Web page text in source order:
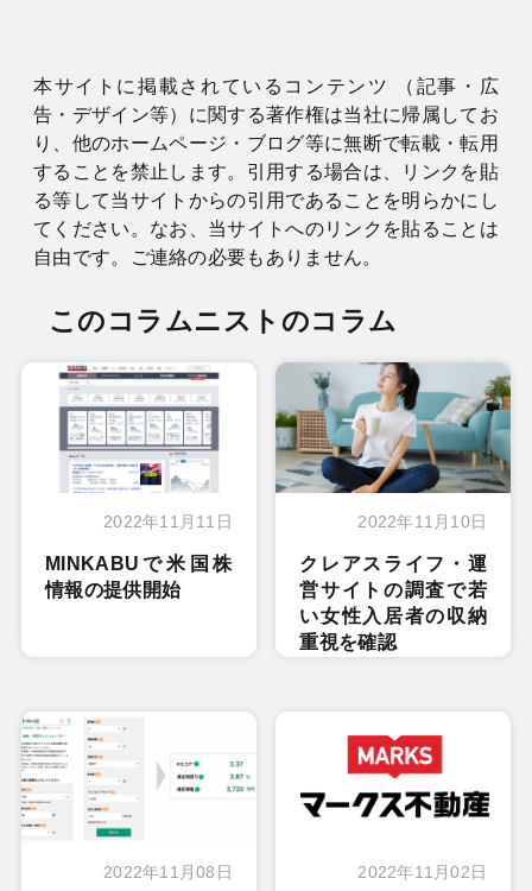
本サイトに掲載されているコンテンツ （記事・広
告・デザイン等）に関する著作権は当社に帰属してお
り、他のホームページ・ブログ等に無断で転載・転用
することを禁止します。引用する場合は、リンクを貼
る等して当サイトからの引用であることを明らかにし
てください。なお、当サイトへのリンクを貼ることは
自由です。ご連絡の必要もありません。
このコラムニストのコラム
2022年11月11日
MINKABUで米国株
情報の提供開始
2022年11月10日
クレアスライフ・運
営サイトの調査で若
い女性入居者の収納
重視を確認
2022年11月08日 2022年11月02日